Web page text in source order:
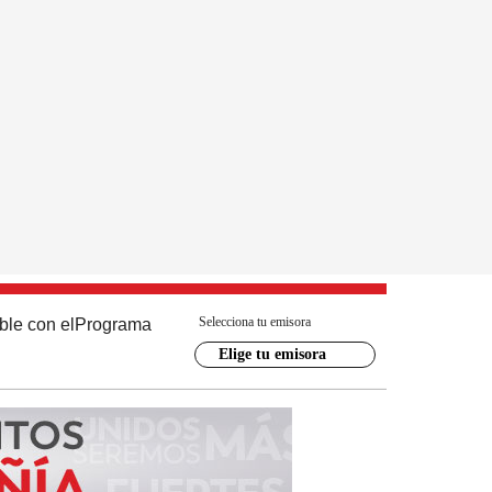
con el Programa Selecciona tu emisora
Elige tu emisora